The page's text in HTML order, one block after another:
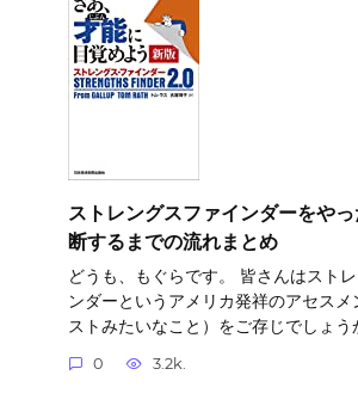
ストレングスファインダーをや
断するまでの流れまとめ
どうも、もぐらです。 皆さんはスト
ンダーというアメリカ発祥のアセスメ
ストみたいなこと）をご存じでしょう
0 3.2k.